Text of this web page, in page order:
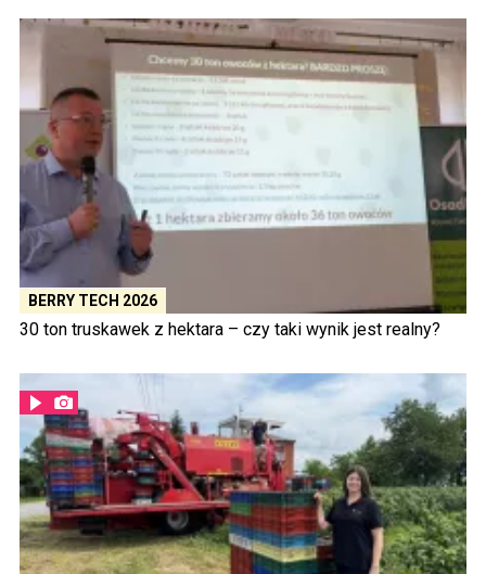
BERRY TECH 2026
30 ton truskawek z hektara – czy taki wynik jest realny?